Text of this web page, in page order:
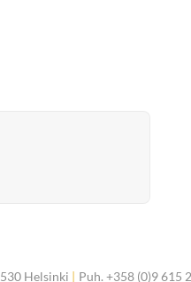
Helsinki | Puh. +358 (0)9 615